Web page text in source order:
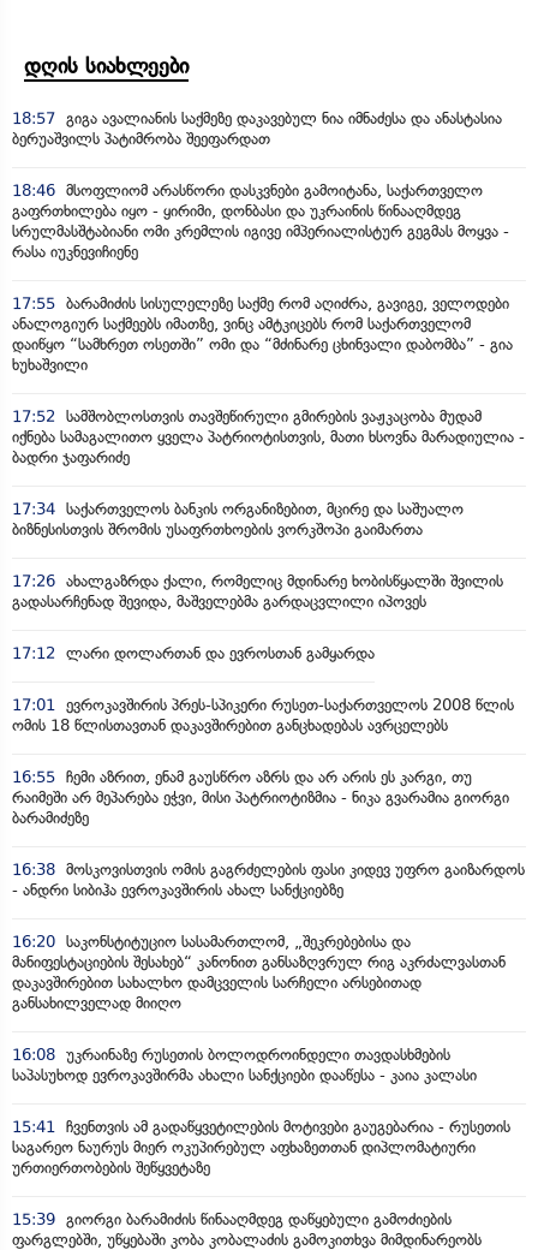
დღის სიახლეები
18:57 გიგა ავალიანის საქმეზე დაკავებულ ნია იმნაძესა და ანასტასია
ბერუაშვილს პატიმრობა შეეფარდათ
18:46 მსოფლიომ არასწორი დასკვნები გამოიტანა, საქართველო
გაფრთხილება იყო - ყირიმი, დონბასი და უკრაინის წინააღმდეგ
სრულმასშტაბიანი ომი კრემლის იგივე იმპერიალისტურ გეგმას მოყვა -
რასა იუკნევიჩიენე
17:55 ბარამიძის სისულელეზე საქმე რომ აღიძრა, გავიგე, ველოდები
ანალოგიურ საქმეებს იმათზე, ვინც ამტკიცებს რომ საქართველომ
დაიწყო “სამხრეთ ოსეთში” ომი და “მძინარე ცხინვალი დაბომბა” - გია
ხუხაშვილი
17:52
სამშობლოსთვის თავშეწირული გმირების ვაჟკაცობა მუდამ
იქნება სამაგალითო ყველა პატრიოტისთვის, მათი ხსოვნა მარადიულია -
ბადრი ჯაფარიძე
17:34 საქართველოს ბანკის ორგანიზებით, მცირე და საშუალო
ბიზნესისთვის შრომის უსაფრთხოების ვორკშოპი გაიმართა
17:26 ახალგაზრდა ქალი, რომელიც მდინარე ხობისწყალში შვილის
გადასარჩენად შევიდა, მაშველებმა გარდაცვლილი იპოვეს
17:12 ლარი დოლართან და ევროსთან გამყარდა
17:01
ევროკავშირის პრეს-სპიკერი რუსეთ-საქართველოს 2008 წლის
ომის 18 წლისთავთან დაკავშირებით განცხადებას ავრცელებს
16:55 ჩემი აზრით, ენამ გაუსწრო აზრს და არ არის ეს კარგი, თუ
რაიმეში არ მეპარება ეჭვი, მისი პატრიოტიზმია - ნიკა გვარამია გიორგი
ბარამიძეზე
16:38 მოსკოვისთვის ომის გაგრძელების ფასი კიდევ უფრო გაიზარდოს
- ანდრი სიბიჰა ევროკავშირის ახალ სანქციებზე
16:20 საკონსტიტუციო სასამართლომ, „შეკრებებისა და
მანიფესტაციების შესახებ“ კანონით განსაზღვრულ რიგ აკრძალვასთან
დაკავშირებით სახალხო დამცველის სარჩელი არსებითად
განსახილველად მიიღო
16:08 უკრაინაზე რუსეთის ბოლოდროინდელი თავდასხმების
საპასუხოდ ევროკავშირმა ახალი სანქციები დააწესა - კაია კალასი
15:41
ჩვენთვის ამ გადაწყვეტილების მოტივები გაუგებარია - რუსეთის
საგარეო ნაურუს მიერ ოკუპირებულ აფხაზეთთან დიპლომატიური
ურთიერთობების შეწყვეტაზე
15:39 გიორგი ბარამიძის წინააღმდეგ დაწყებული გამოძიების
ფარგლებში, უწყებაში კობა კობალაძის გამოკითხვა მიმდინარეობს